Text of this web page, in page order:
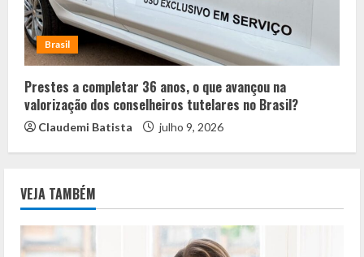
Brasil
Prestes a completar 36 anos, o que avançou na
valorização dos conselheiros tutelares no Brasil?
Claudemi Batista julho 9, 2026
VEJA TAMBÉM